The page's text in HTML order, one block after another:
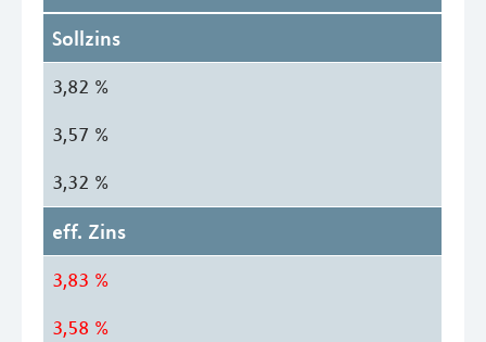
Sollzins
3,82 %
3,57 %
3,32 %
eff. Zins
3,83 %
3,58 %